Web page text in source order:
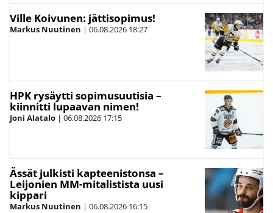
Ville Koivunen: jättisopimus!
Markus Nuutinen | 06.08.2026 18:27
HPK rysäytti sopimusuutisia –
kiinnitti lupaavan nimen!
Joni Alatalo | 06.08.2026 17:15
Ässät julkisti kapteenistonsa –
Leijonien MM-mitalistista uusi
kippari
Markus Nuutinen | 06.08.2026 16:15